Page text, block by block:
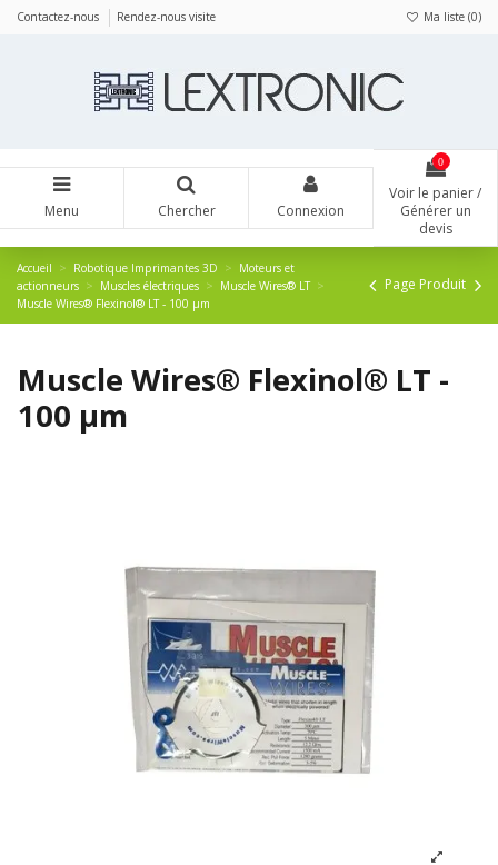
Contactez-nous Rendez-nous visite Ma liste (0)
Menu Chercher Connexion
0
Voir le panier /
Générer un
devis
Accueil Robotique Imprimantes 3D
Moteurs et
actionneurs
Muscles électriques
Muscle Wires® LT
Muscle Wires® Flexinol® LT - 100 µm
Page Produit
Muscle Wires® Flexinol® LT -
100 µm
Panneau de gestion des cookies